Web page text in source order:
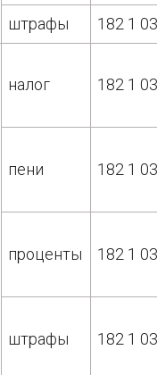
штрафы 182 1
налог 182 1
пени 182 1
проценты 182 1
штрафы 182 1